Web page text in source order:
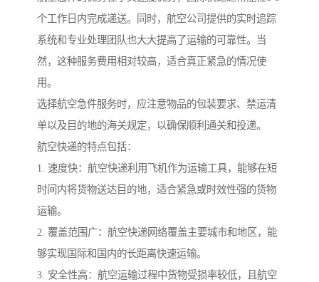
个工作日内完成递送。同时，航空公司提供的实时追踪
系统和专业处理团队也大大提高了运输的可靠性。当
然，这种服务费用相对较高，适合真正紧急的情况使
用。
选择航空急件服务时，应注意物品的包装要求、禁运清
单以及目的地的海关规定，以确保顺利通关和投递。
航空快递的特点包括：
1. 速度快：航空快递利用飞机作为运输工具，能够在短
时间内将货物送达目的地，适合紧急或时效性强的货物
运输。
2. 覆盖范围广：航空快递网络覆盖主要城市和地区，能
够实现国际和国内的长距离快速运输。
3. 安全性高：航空运输过程中货物受损率较低，且航空